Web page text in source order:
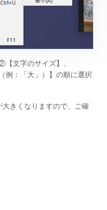
文字のサイズ】、
例：「大」）】の順に選択
きくなりますので、ご確